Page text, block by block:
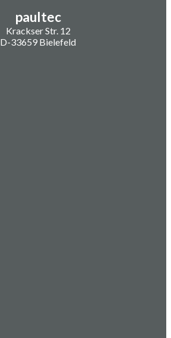
paultec
Krackser Str. 12
D-33659 Bielefeld